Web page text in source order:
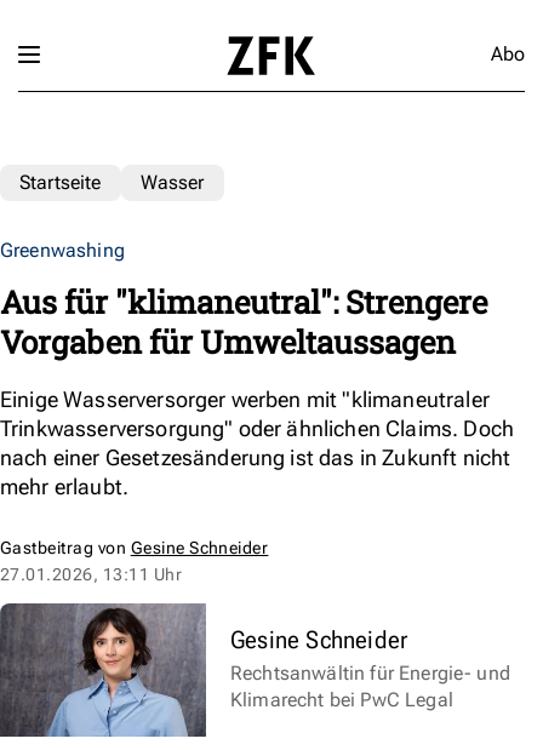
Abo
Startseite Wasser
Greenwashing
Aus für "klimaneutral": Strengere
Vorgaben für Umweltaussagen
Einige Wasserversorger werben mit "klimaneutraler
Trinkwasserversorgung" oder ähnlichen Claims. Doch
nach einer Gesetzesänderung ist das in Zukunft nicht
mehr erlaubt.
Gastbeitrag von Gesine Schneider
27.01.2026, 13:11 Uhr
Gesine Schneider
Rechtsanwältin für Energie- und
Klimarecht bei PwC Legal